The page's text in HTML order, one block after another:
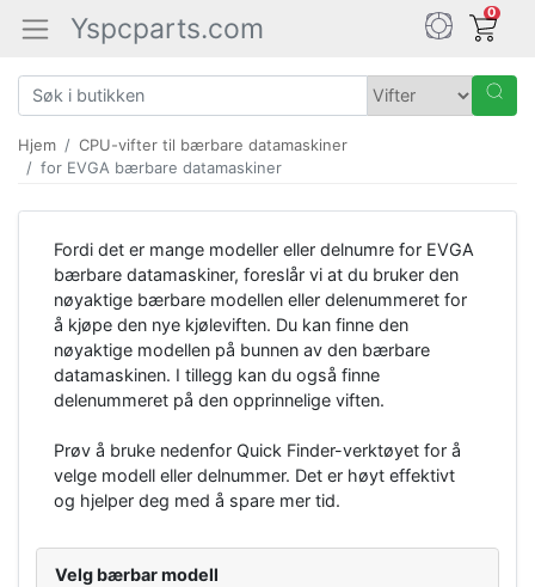
Yspcparts.com 0
Hjem
CPU-vifter til bærbare datamaskiner
for EVGA bærbare datamaskiner
Fordi det er mange modeller eller delnumre for EVGA
bærbare datamaskiner, foreslår vi at du bruker den
nøyaktige bærbare modellen eller delenummeret for
å kjøpe den nye kjøleviften. Du kan finne den
nøyaktige modellen på bunnen av den bærbare
datamaskinen. I tillegg kan du også finne
delenummeret på den opprinnelige viften.
Prøv å bruke nedenfor Quick Finder-verktøyet for å
velge modell eller delnummer. Det er høyt effektivt
og hjelper deg med å spare mer tid.
Velg bærbar modell